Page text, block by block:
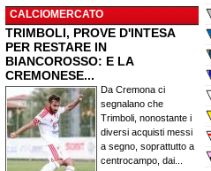
CALCIOMERCATO
TRIMBOLI, PROVE D'INTESA
PER RESTARE IN
BIANCOROSSO: E LA
CREMONESE...
Da Cremona ci
segnalano che
Trimboli, nonostante i
diversi acquisti messi
a segno, soprattutto a
centrocampo, dai...